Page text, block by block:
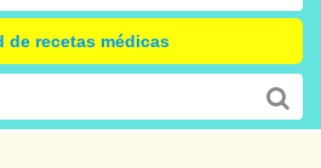
de recetas médicas